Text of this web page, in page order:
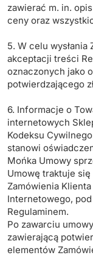
zawierać m. in.
ceny oraz
5. W celu
akceptacji treści
oznaczonych jako
potwierdzającego
6. Informacje o
internetowych
Kodeksu
stanowi
Mońka Umowy
Umowę traktuje się
Zamówienia
Internetowego,
Regulaminem.
Po zawarciu
zawierającą
elementów